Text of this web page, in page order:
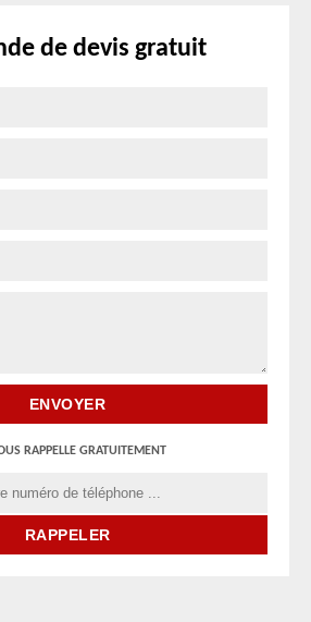
de devis gratuit
RAPPELLE GRATUITEMENT